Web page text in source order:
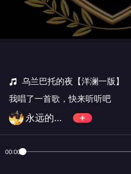
乌兰巴托的夜【洋澜一版】
我唱了一首歌，快来听听吧
永远的天王👑華語會✨元老
00:00